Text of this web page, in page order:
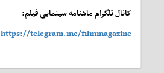
کانال تلگرام ماهنامه سینمایی فیلم:
https://telegram.me/filmmagazine